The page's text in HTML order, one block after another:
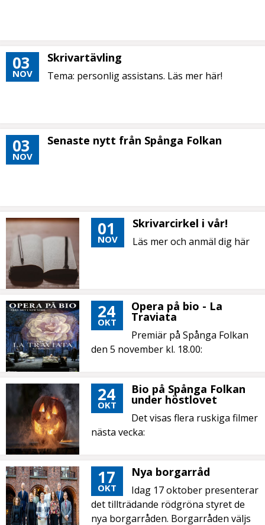
03
NOV
Skrivartävling
Tema: personlig assistans. Läs mer här!
03
NOV
Senaste nytt från Spånga Folkan
01
NOV
Skrivarcirkel i vår!
Läs mer och anmäl dig här
24
OKT
Opera på bio - La
Traviata
Premiär på Spånga Folkan
den 5 november kl. 18.00:
24
OKT
Bio på Spånga Folkan
under höstlovet
Det visas flera ruskiga filmer
nästa vecka:
17
OKT
Nya borgarråd
Idag 17 oktober presenterar
det tillträdande rödgröna styret de
nya borgarråden. Borgarråden väljs